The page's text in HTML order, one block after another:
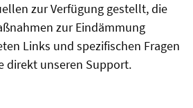
zur Verfügung gestellt, die
zur Eindämmung
Links und spezifischen Fragen
direkt unseren Support.